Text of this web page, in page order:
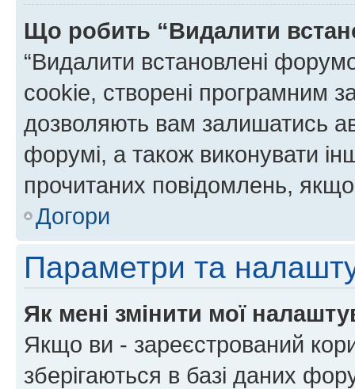
Що робить “Видалити
“Видалити встановлені
cookie, створені програмним
дозволяють вам залишатись
форумі, а також виконувати
прочитаних повідомлень,
Догори
Параметри та
Як мені змінити мої
Якщо ви - зареєстрований
зберігаються в базі даних